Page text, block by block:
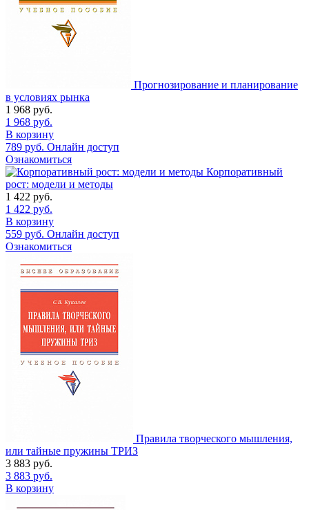
Прогнозирование и планирование
в условиях рынка
1 968 руб.
1 968 руб.
В корзину
789 руб. Онлайн доступ
Ознакомиться
Корпоративный
рост: модели и методы
1 422 руб.
1 422 руб.
В корзину
559 руб. Онлайн доступ
Ознакомиться
Правила творческого мышления,
или тайные пружины ТРИЗ
3 883 руб.
3 883 руб.
В корзину